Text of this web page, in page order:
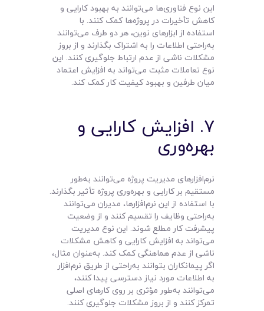
این نوع فناوری‌ها می‌توانند به بهبود کارایی و
کاهش تأخیرات در پروژه‌ها کمک کنند. با
استفاده از ابزارهای نوین، هر دو طرف می‌توانند
به‌راحتی اطلاعات را به اشتراک بگذارند و از بروز
مشکلات ناشی از عدم ارتباط جلوگیری کنند. این
نوع تعاملات مثبت می‌تواند به افزایش اعتماد
میان طرفین و بهبود کیفیت کار کمک کند.
۷. افزایش کارایی و
بهره‌وری
نرم‌افزارهای مدیریت پروژه می‌توانند به‌طور
مستقیم بر کارایی و بهره‌وری پروژه تأثیر بگذارند.
با استفاده از این نرم‌افزارها، مدیران می‌توانند
به‌راحتی وظایف را تقسیم کنند و از وضعیت
پیشرفت کار مطلع شوند. این نوع مدیریت
می‌تواند به افزایش کارایی و کاهش مشکلات
ناشی از عدم هماهنگی کمک کند. به‌عنوان مثال،
اگر پیمانکاران بتوانند به‌راحتی از طریق نرم‌افزار
به اطلاعات مورد نیاز دسترسی پیدا کنند،
می‌توانند به‌طور مؤثری بر روی کارهای اصلی
تمرکز کنند و از بروز مشکلات جلوگیری کنند.